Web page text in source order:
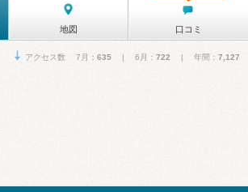
地図 口コミ
アクセス数 7月： 635 | 6月： 722 | 年間： 7,127